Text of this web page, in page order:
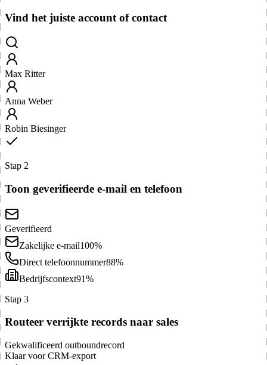
Vind het juiste account of contact
Max Ritter
Anna Weber
Robin Biesinger
Stap 2
Toon geverifieerde e-mail en telefoon
Geverifieerd
Zakelijke e-mail100%
Direct telefoonnummer88%
Bedrijfscontext91%
Stap 3
Routeer verrijkte records naar sales
Gekwalificeerd outboundrecord
Klaar voor CRM-export